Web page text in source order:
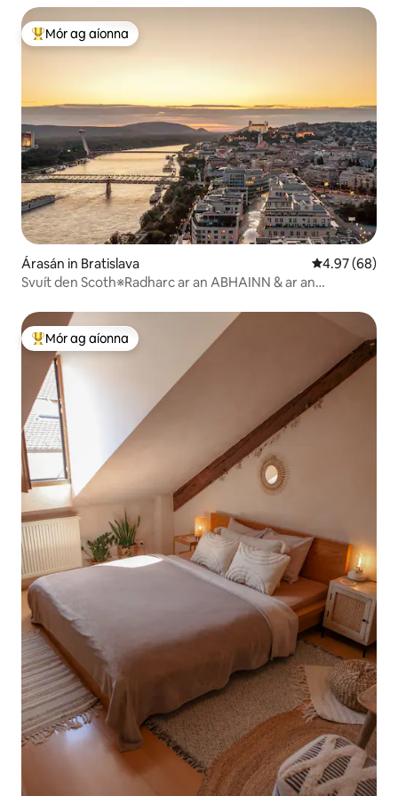
An-mhór ag aíonna
Mór ag aíonna
Árasán in Bratislava Meánrátáil
4.97 (68)
Svuít den Scoth※Radharc ar an ABHAINN & ar an
An-mhór ag aíonna
Mór ag aíonna